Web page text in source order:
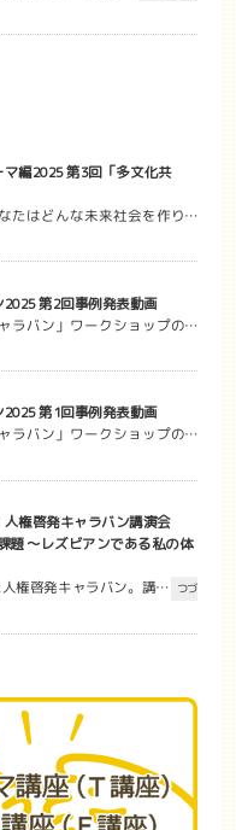
マ編2025 第3回「多文化共
たはどんな未来社会を作り…
第2回事例発表動画
ラバン」ワークショップの…
第1回事例発表動画
ラバン」ワークショップの…
人権啓発キャラバン講演会
題 ～レズビアンである私の体
権啓発キャラバン。講… つづ